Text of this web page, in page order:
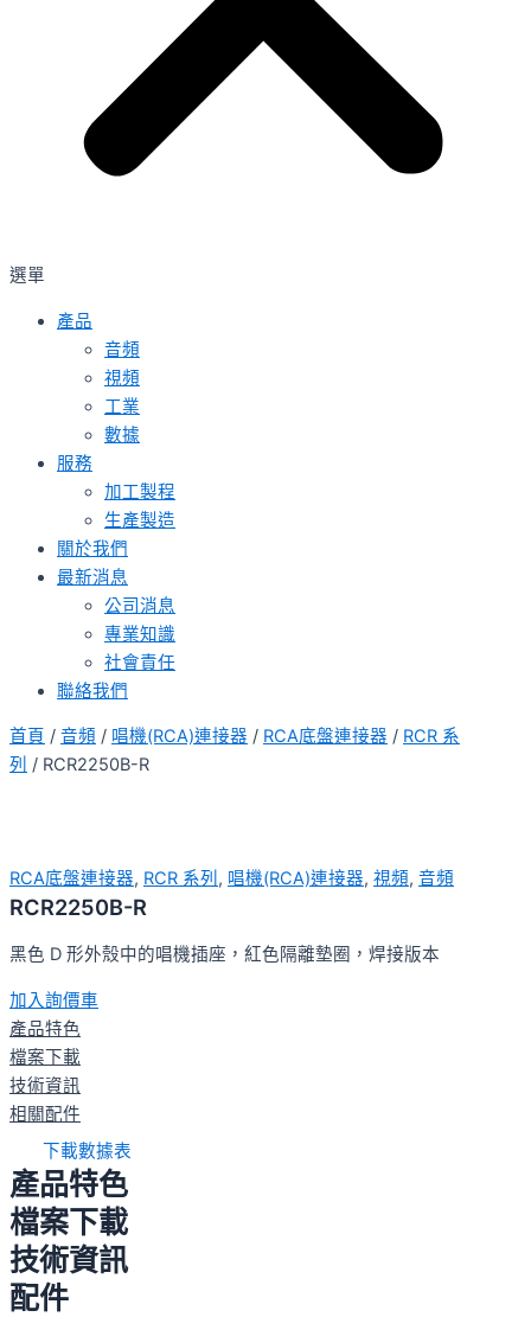
選單
產品
音頻
視頻
工業
數據
服務
加工製程
生產製造
關於我們
最新消息
公司消息
專業知識
社會責任
聯絡我們
首頁 / 音頻 / 唱機(RCA)連接器 / RCA底盤連接器 / RCR 系
列 / RCR2250B-R
RCA底盤連接器, RCR 系列 , 唱機(RCA)連接器, 視頻, 音頻
RCR2250B-R
黑色 D 形外殼中的唱機插座，紅色隔離墊圈，焊接版本
加入詢價車
產品特色
檔案下載
技術資訊
相關配件
下載數據表
產品特色
檔案下載
技術資訊
配件